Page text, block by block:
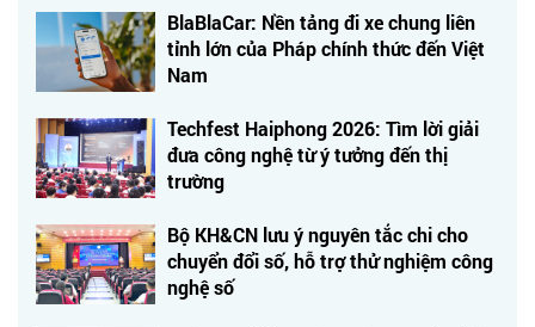
BlaBlaCar: Nền tảng đi xe chung liên
tỉnh lớn của Pháp chính thức đến Việt
Nam
Techfest Haiphong 2026: Tìm lời giải
đưa công nghệ từ ý tưởng đến thị
trường
Bộ KH&CN lưu ý nguyên tắc chi cho
chuyển đổi số, hỗ trợ thử nghiệm công
nghệ số